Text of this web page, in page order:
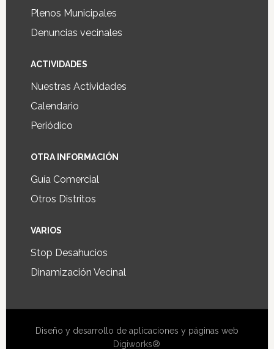
Plenos Municipales
Denuncias vecinales
ACTIVIDADES
Nuestras Actividades
Calendario
Periódico
OTRA INFORMACIÓN
Guía Comercial
Otros Distritos
VARIOS
Stop Desahucios
Dinamización Vecinal
Diseño y desarrollo de aplicaciones y páginas web
Digiworks®